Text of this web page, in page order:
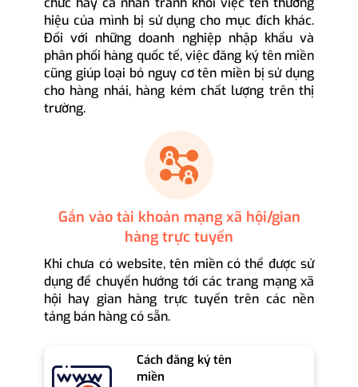
hiệu của mình bị sử dụng cho mục đích khác.
Đối với những doanh nghiệp nhập khẩu và
phân phối hàng quốc tế, việc đăng ký tên miền
cũng giúp loại bỏ nguy cơ tên miền bị sử dụng
cho hàng nhái, hàng kém chất lượng trên thị
trường.
Gắn vào tài khoản mạng xã hội/gian
hàng trực tuyến
Khi chưa có website, tên miền có thể được sử
dụng để chuyển hướng tới các trang mạng xã
hội hay gian hàng trực tuyến trên các nền
tảng bán hàng có sẵn.
Cách đăng ký tên
miền